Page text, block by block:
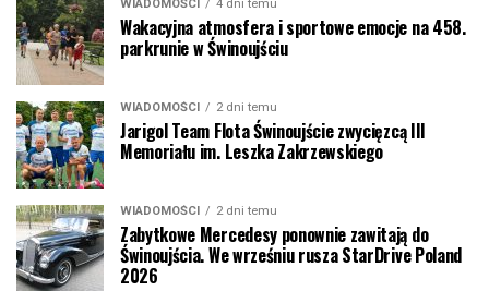
WIADOMOŚCI 4 dni temu
Wakacyjna atmosfera i sportowe emocje na 458.
parkrunie w Świnoujściu
WIADOMOŚCI 2 dni temu
Jarigol Team Flota Świnoujście zwycięzcą III
Memoriału im. Leszka Zakrzewskiego
WIADOMOŚCI 2 dni temu
Zabytkowe Mercedesy ponownie zawitają do
Świnoujścia. We wrześniu rusza StarDrive Poland
2026